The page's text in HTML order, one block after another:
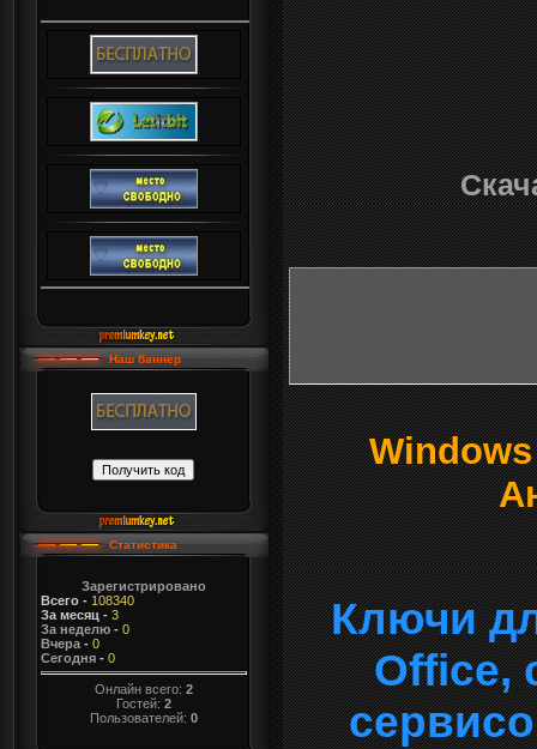
Наш баннер
Статистика
Зарегистрировано
Всего- 108340
За месяц - 3
За неделю- 0
Вчера- 0
Сегодня- 0
Онлайн всего: 2
Гостей: 2
Пользователей: 0
Windows
Ключи
Office,